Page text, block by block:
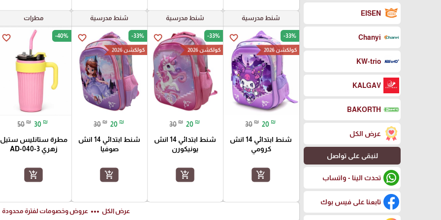
EISEN
Chanyi
KW-trio
KALGAV
BAKORTH
عرض الكل
لنبقى على تواصل
تحدث الينا - واتساب
تابعنا على فيس بوك
شنط مدرسية
favorite_border -33%
كولكشن 2026
30 ₪ 20 ₪
شنط ابتدائي 14 انش
كرومي
add_shopping_cart
شنط مدرسية
favorite_border -33%
كولكشن 2026
30 ₪ 20 ₪
شنط ابتدائي 14 انش
يونيكورن
add_shopping_cart
شنط مدرسية
favorite_border -33%
كولكشن 2026
30 ₪ 20 ₪
شنط ابتدائي 14 انش
صوفيا
add_shopping_cart
مطرات
favorite_border -40%
50 ₪ 30 ₪
مطرة ستانليس ستيل
زهري AD-040-3
add_shopping_cart
عرض الكل more_horiz عروض وخصومات لفترة محدودة